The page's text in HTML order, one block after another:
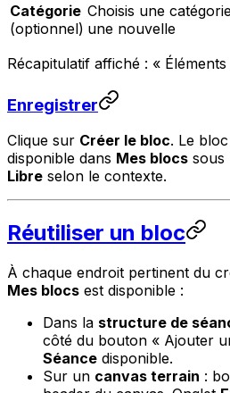
Catégorie
(optionnel)
Choisis une
une nouvelle
Récapitulatif affiché : «
Enregistrer
Clique sur Créer le bloc. Le
disponible dans Mes blocs sous
Libre selon le contexte.
Réutiliser un bloc
À chaque endroit pertinent du
Mes blocs est disponible :
Dans la structure de
côté du bouton « Ajouter
Séance disponible.
Sur un canvas terrain :